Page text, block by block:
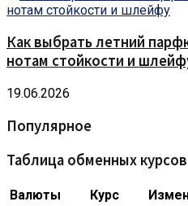
Как выбрать летний
нотам стойкости и
19.06.2026
Популярное
Таблица обменных курсов
Валюты Курс